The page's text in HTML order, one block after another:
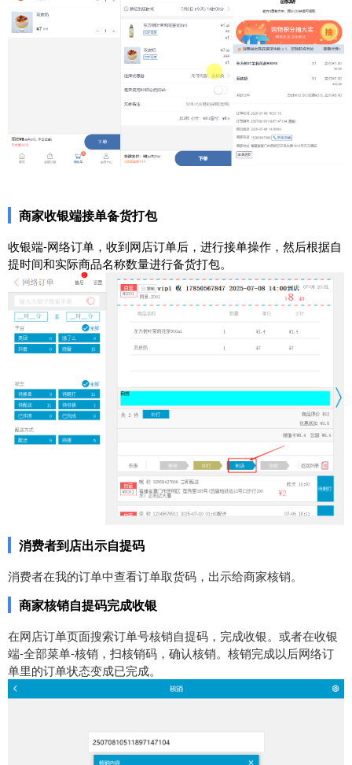
商家收银端接单备货打包
收银端-网络订单，收到网店订单后，进行接单操作，然后根据自
提时间和实际商品名称数量进行备货打包。
消费者到店出示自提码
消费者在我的订单中查看订单取货码，出示给商家核销。
商家核销自提码完成收银
在网店订单页面搜索订单号核销自提码，完成收银。或者在收银
端-全部菜单-核销，扫核销码，确认核销。核销完成以后网络订
单里的订单状态变成已完成。